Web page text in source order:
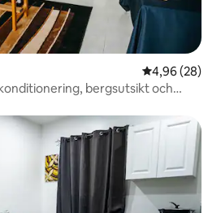
4,96 av 5 i
4,96 (28)
bergsutsikt och